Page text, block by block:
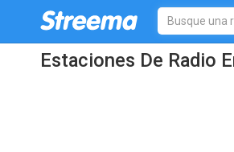
Estaciones De Radio